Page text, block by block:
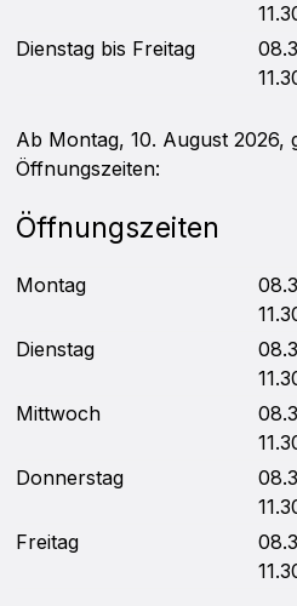
Dienstag bis Freitag
Ab Montag, 10. August 2026,
Öffnungszeiten:
Öffnungszeiten
Montag
Dienstag
Mittwoch
Donnerstag
Freitag